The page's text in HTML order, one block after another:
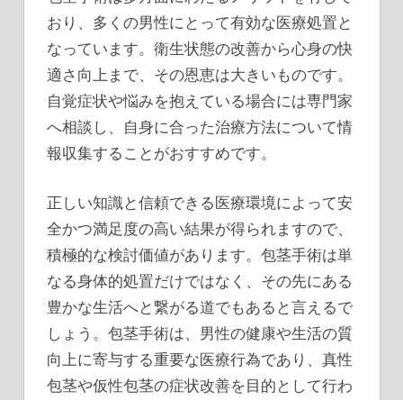
おり、多くの男性にとって有効な医療処置と
なっています。衛生状態の改善から心身の快
適さ向上まで、その恩恵は大きいものです。
自覚症状や悩みを抱えている場合には専門家
へ相談し、自身に合った治療方法について情
報収集することがおすすめです。
正しい知識と信頼できる医療環境によって安
全かつ満足度の高い結果が得られますので、
積極的な検討価値があります。包茎手術は単
なる身体的処置だけではなく、その先にある
豊かな生活へと繋がる道でもあると言えるで
しょう。包茎手術は、男性の健康や生活の質
向上に寄与する重要な医療行為であり、真性
包茎や仮性包茎の症状改善を目的として行わ